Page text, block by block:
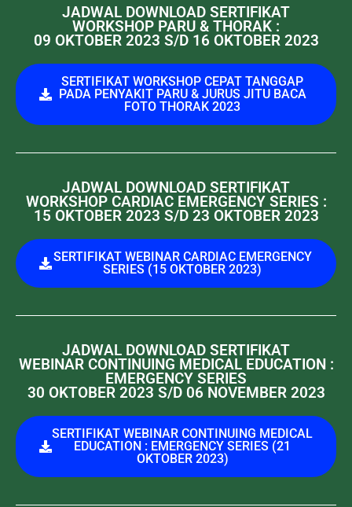
JADWAL DOWNLOAD SERTIFIKAT
WORKSHOP PARU & THORAK :
09 OKTOBER 2023 S/D 16 OKTOBER 2023
SERTIFIKAT WORKSHOP CEPAT TANGGAP
PADA PENYAKIT PARU & JURUS JITU BACA
FOTO THORAK 2023
JADWAL DOWNLOAD SERTIFIKAT
WORKSHOP CARDIAC EMERGENCY SERIES :
15 OKTOBER 2023 S/D 23 OKTOBER 2023
SERTIFIKAT WEBINAR CARDIAC EMERGENCY
SERIES (15 OKTOBER 2023)
JADWAL DOWNLOAD SERTIFIKAT
WEBINAR CONTINUING MEDICAL EDUCATION :
EMERGENCY SERIES
30 OKTOBER 2023 S/D 06 NOVEMBER 2023
SERTIFIKAT WEBINAR CONTINUING MEDICAL
EDUCATION : EMERGENCY SERIES (21
OKTOBER 2023)